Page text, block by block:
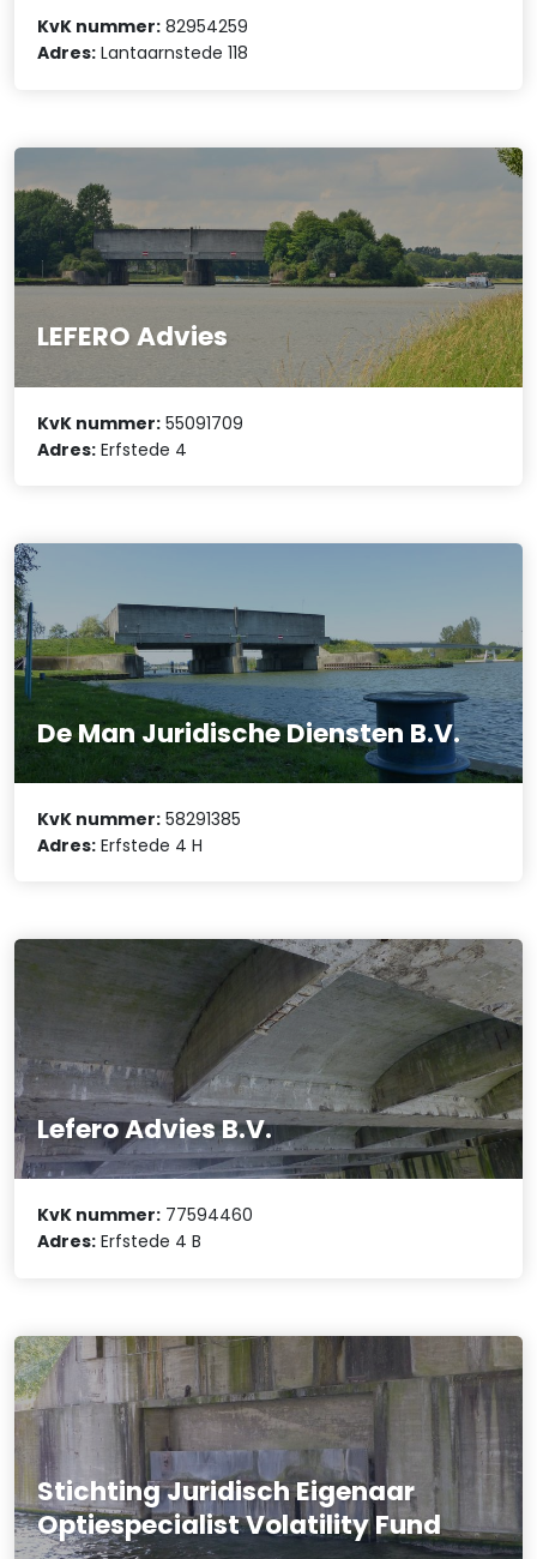
KvK nummer: 82954259
Adres: Lantaarnstede 118
LEFERO Advies
KvK nummer: 55091709
Adres: Erfstede 4
De Man Juridische Diensten B.V.
KvK nummer: 58291385
Adres: Erfstede 4 H
Lefero Advies B.V.
KvK nummer: 77594460
Adres: Erfstede 4 B
Stichting Juridisch Eigenaar
Optiespecialist Volatility Fund